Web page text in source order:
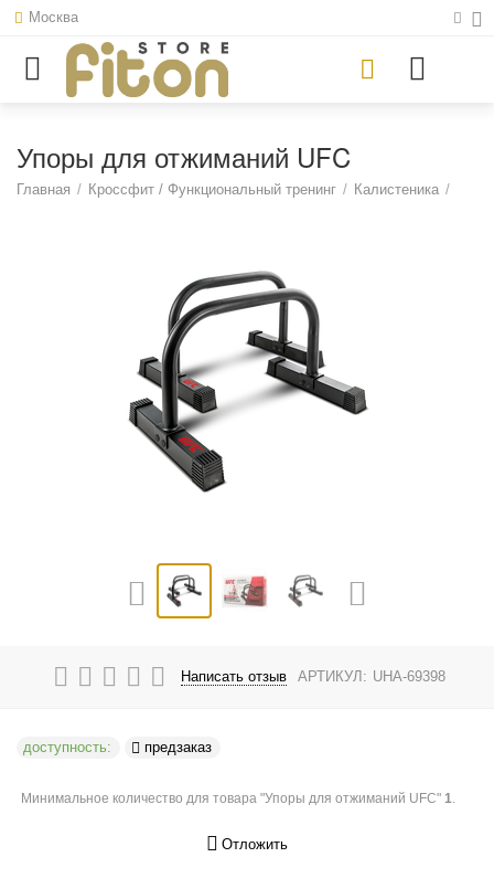
Москва
Упоры для отжиманий UFC
Главная / Кроссфит / Функциональный тренинг / Калистеника /
Написать отзыв АРТИКУЛ: UHA-69398
доступность: предзаказ
Минимальное количество для товара "Упоры для отжиманий UFC"1.
Отложить